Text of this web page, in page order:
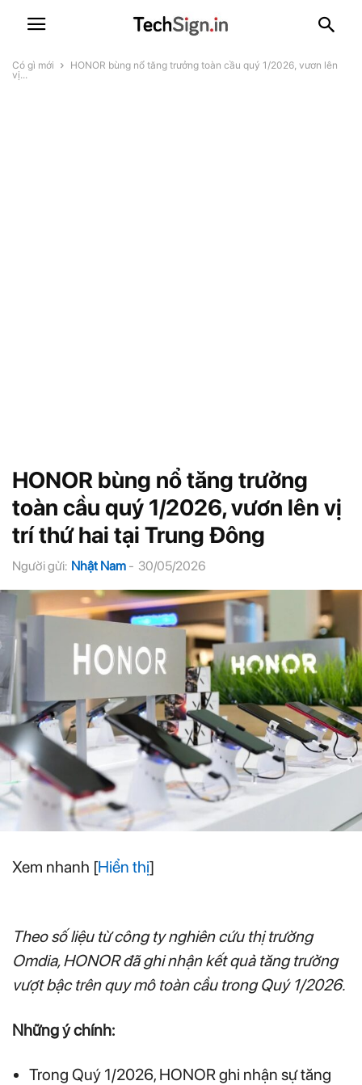
Có gì mới
HONOR bùng nổ tăng trưởng toàn cầu quý 1/2026, vươn lên
vị...
HONOR bùng nổ tăng trưởng
toàn cầu quý 1/2026, vươn lên vị
trí thứ hai tại Trung Đông
Người gửi: Nhật Nam - 30/05/2026
Xem nhanh [Hiển thị]
Theo số liệu từ công ty nghiên cứu thị trường
Omdia, HONOR đã ghi nhận kết quả tăng trưởng
vượt bậc trên quy mô toàn cầu trong Quý 1/2026.
Những ý chính:
Trong Quý 1/2026, HONOR ghi nhận sự tăng